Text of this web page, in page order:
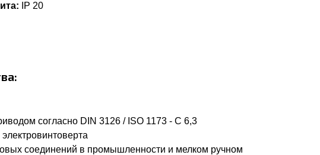
IP 20
согласно DIN 3126 / ISO 1173 - C 6,3
соединений в промышленности и мелком ручном